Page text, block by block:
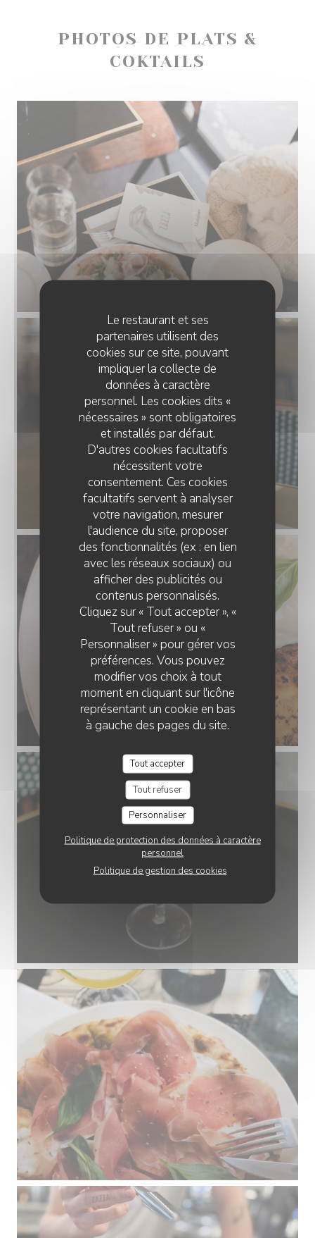
Le restaurant et ses
partenaires utilisent des
cookies sur ce site, pouvant
impliquer la collecte de
données à caractère
personnel. Les cookies dits «
nécessaires » sont obligatoires
et installés par défaut.
D'autres cookies facultatifs
nécessitent votre
consentement. Ces cookies
facultatifs servent à analyser
votre navigation, mesurer
l'audience du site, proposer
des fonctionnalités (ex : en lien
avec les réseaux sociaux) ou
afficher des publicités ou
contenus personnalisés.
Cliquez sur « Tout accepter », «
Tout refuser » ou «
Personnaliser » pour gérer vos
préférences. Vous pouvez
modifier vos choix à tout
moment en cliquant sur l'icône
représentant un cookie en bas
à gauche des pages du site.
Tout accepter
Tout refuser
Personnaliser
Politique de protection des données à caractère
personnel
Politique de gestion des cookies
PHOTOS DE PLATS &
COKTAILS